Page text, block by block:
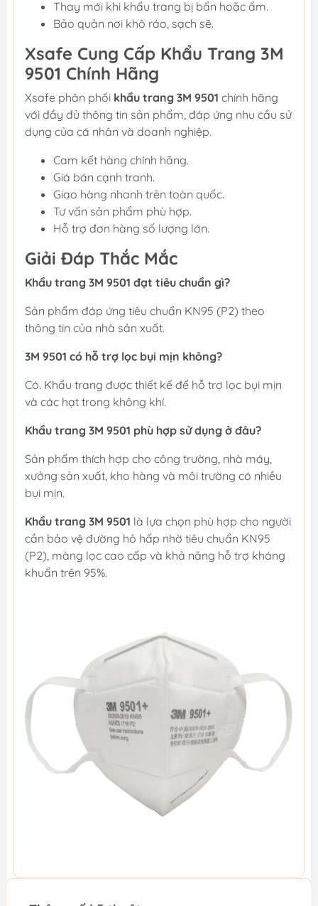
Thay mới khi khẩu trang bị bẩn hoặc ẩm.
Bảo quản nơi khô ráo, sạch sẽ.
Xsafe Cung Cấp Khẩu Trang 3M
9501 Chính Hãng
Xsafe phân phối khẩu trang 3M 9501 chính hãng
với đầy đủ thông tin sản phẩm, đáp ứng nhu cầu sử
dụng của cá nhân và doanh nghiệp.
Cam kết hàng chính hãng.
Giá bán cạnh tranh.
Giao hàng nhanh trên toàn quốc.
Tư vấn sản phẩm phù hợp.
Hỗ trợ đơn hàng số lượng lớn.
Giải Đáp Thắc Mắc
Khẩu trang 3M 9501 đạt tiêu chuẩn gì?
Sản phẩm đáp ứng tiêu chuẩn KN95 (P2) theo
thông tin của nhà sản xuất.
3M 9501 có hỗ trợ lọc bụi mịn không?
Có. Khẩu trang được thiết kế để hỗ trợ lọc bụi mịn
và các hạt trong không khí.
Khẩu trang 3M 9501 phù hợp sử dụng ở đâu?
Sản phẩm thích hợp cho công trường, nhà máy,
xưởng sản xuất, kho hàng và môi trường có nhiều
bụi mịn.
Khẩu trang 3M 9501 là lựa chọn phù hợp cho người
cần bảo vệ đường hô hấp nhờ tiêu chuẩn KN95
(P2), màng lọc cao cấp và khả năng hỗ trợ kháng
khuẩn trên 95%.